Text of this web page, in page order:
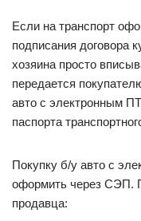
Если на транспорт
подписания договора
хозяина просто
передается
авто с электронным
паспорта
Покупку б/у авто с
оформить через СЭП.
продавца: